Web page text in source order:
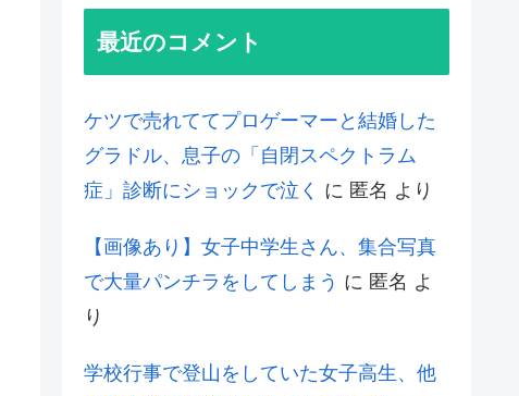
最近のコメント
ケツで売れててプロゲーマーと結婚した
グラドル、息子の「自閉スペクトラム
症」診断にショックで泣く に 匿名 より
【画像あり】女子中学生さん、集合写真
で大量パンチラをしてしまう に 匿名 よ
り
学校行事で登山をしていた女子高生、他